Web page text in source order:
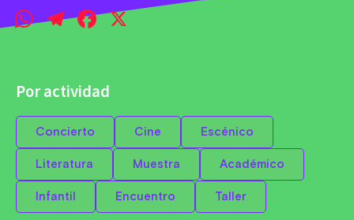
WhatsApp
Telegram
Facebook
X
Por actividad
Concierto Cine Escénico
Literatura Muestra Académico
Infantil Encuentro Taller